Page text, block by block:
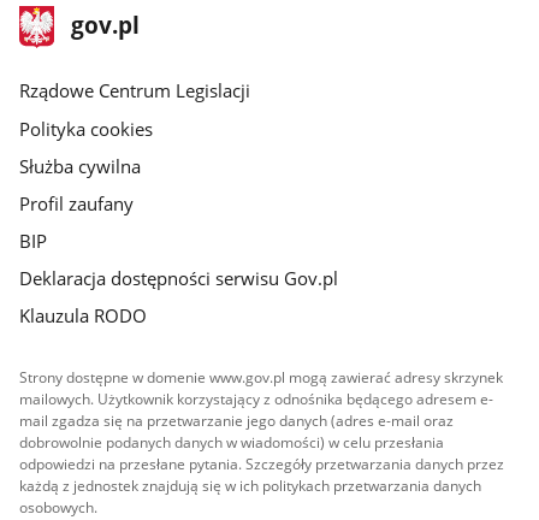
stopka
gov.plStrona
gov.pl
Rządowe Centrum Legislacji
Polityka cookies
Służba cywilna
Profil zaufany
BIP
Deklaracja dostępności serwisu Gov.pl
Klauzula RODO
Strony dostępne w domenie www.gov.pl mogą zawierać adresy skrzynek
mailowych. Użytkownik korzystający z odnośnika będącego adresem e-
mail zgadza się na przetwarzanie jego danych (adres e-mail oraz
dobrowolnie podanych danych w wiadomości) w celu przesłania
odpowiedzi na przesłane pytania. Szczegóły przetwarzania danych przez
każdą z jednostek znajdują się w ich politykach przetwarzania danych
osobowych.